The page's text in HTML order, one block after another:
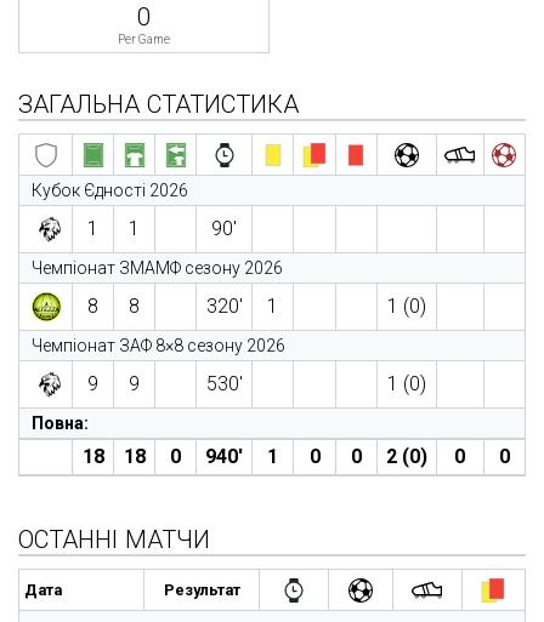
0
Per Game
ЗАГАЛЬНА СТАТИСТИКА
Кубок Єдності 2026
1 1 90′
Чемпіонат ЗМАМФ сезону 2026
8 8 320′ 1 1 (0)
Чемпіонат ЗАФ 8×8 сезону 2026
9 9 530′ 1 (0)
Повна:
18 18 0 940′ 1 0 0 2 (0) 0 0
ОСТАННІ МАТЧИ
Дата Результат